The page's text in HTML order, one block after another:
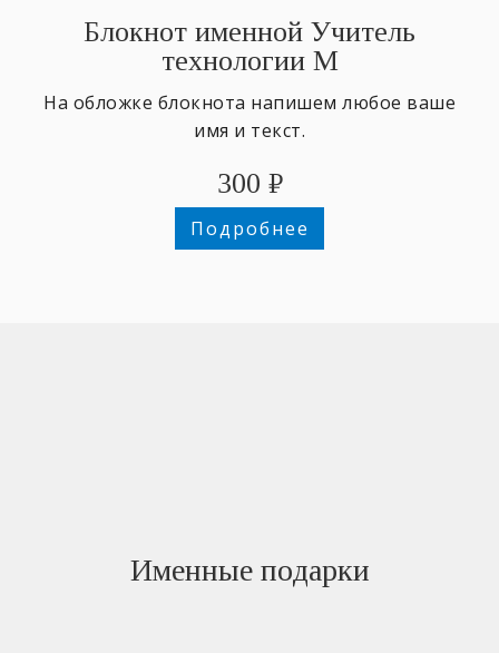
Блокнот именной Учитель
технологии М
На обложке блокнота напишем любое ваше
имя и текст.
300 ₽
Подробнее
Именные подарки